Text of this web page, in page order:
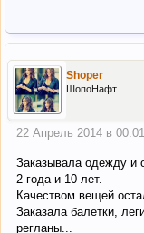
Shoper
ШопоНафт
22 Апрель 2014 в 00:01
Заказывала одежду и
2 года и 10 лет.
Качеством вещей
Заказала балетки,
регланы...